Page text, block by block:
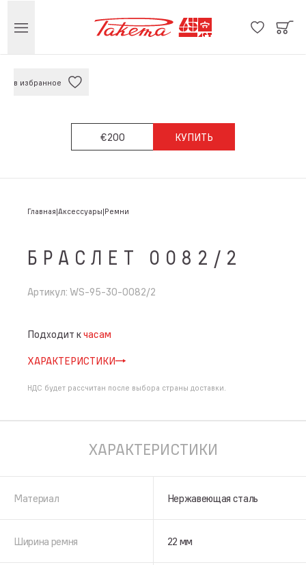
в избранное
€200 КУПИТЬ
Главная Аксессуары Ремни
БРАСЛЕТ 0082/2
Артикул: WS-95-30-0082/2
Подходит кчасам
ХАРАКТЕРИСТИКИ
НДС будет рассчитан после выбора страны доставки.
ХАРАКТЕРИСТИКИ
Материал Нержавеющая сталь
Ширина ремня 22 мм